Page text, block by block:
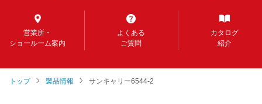
営業所・
ショールーム案内
よくある
ご質問
カタログ
紹介
トップ 製品情報 サンキャリー6544-2